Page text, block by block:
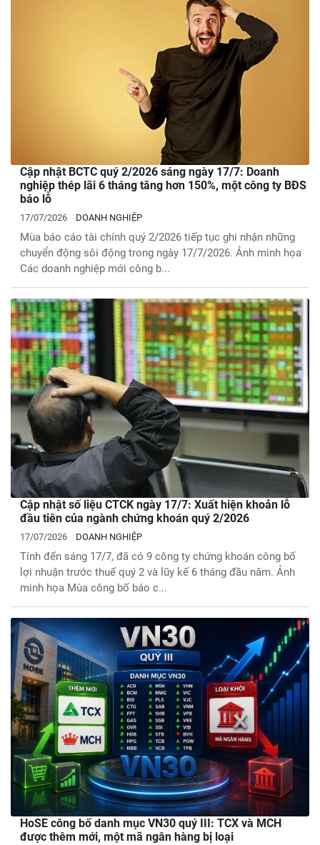
Cập nhật BCTC quý 2/2026 sáng ngày 17/7: Doanh
nghiệp thép lãi 6 tháng tăng hơn 150%, một công ty BĐS
báo lỗ
17/07/2026 DOANH NGHIỆP
Mùa báo cáo tài chính quý 2/2026 tiếp tục ghi nhận những
chuyển động sôi động trong ngày 17/7/2026. Ảnh minh họa
Các doanh nghiệp mới công b...
Cập nhật số liệu CTCK ngày 17/7: Xuất hiện khoản lỗ
đầu tiên của ngành chứng khoán quý 2/2026
17/07/2026 DOANH NGHIỆP
Tính đến sáng 17/7, đã có 9 công ty chứng khoán công bố
lợi nhuận trước thuế quý 2 và lũy kế 6 tháng đầu năm. Ảnh
minh họa Mùa công bố báo c...
HoSE công bố danh mục VN30 quý III: TCX và MCH
được thêm mới, một mã ngân hàng bị loại